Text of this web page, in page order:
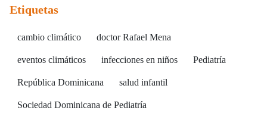
Etiquetas
cambio climático doctor Rafael Mena
eventos climáticos infecciones en niños Pediatría
República Dominicana salud infantil
Sociedad Dominicana de Pediatría